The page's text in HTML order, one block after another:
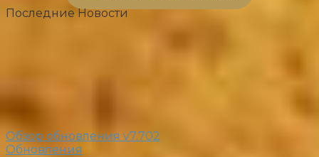
Последние Новости
Обзор обновления v7.702
Обновления